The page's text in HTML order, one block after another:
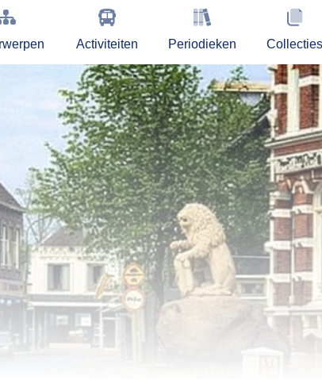
Activiteiten Periodieken Collecties